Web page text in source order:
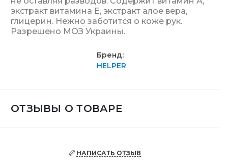
экстракт витамина Е, экстракт алое вера,
глицерин. Нежно заботится о коже рук.
Разрешено МОЗ Украины.
Бренд
HELPER
ОТЗЫВЫ О ТОВАРЕ
НАПИСАТЬ ОТЗЫВ